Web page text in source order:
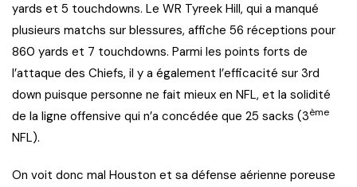
yards et 5 touchdowns. Le WR Tyreek Hill, qui a manqué
plusieurs matchs sur blessures, affiche 56 réceptions pour
860 yards et 7 touchdowns. Parmi les points forts de
l’attaque des Chiefs, il y a également l’efficacité sur 3rd
down puisque personne ne fait mieux en NFL, et la solidité
de la ligne offensive qui n’a concédée que 25 sacks (3ème
NFL).
On voit donc mal Houston et sa défense aérienne poreuse